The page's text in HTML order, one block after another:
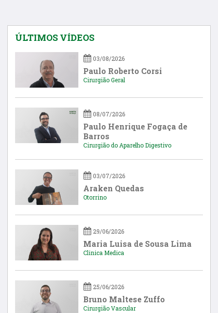
ÚLTIMOS VÍDEOS
03/08/2026
Paulo Roberto Corsi
Cirurgião Geral
08/07/2026
Paulo Henrique Fogaça de
Barros
Cirurgião do Aparelho Digestivo
03/07/2026
Araken Quedas
Otorrino
29/06/2026
Maria Luisa de Sousa Lima
Clinica Medica
25/06/2026
Bruno Maltese Zuffo
Cirurgião Vascular